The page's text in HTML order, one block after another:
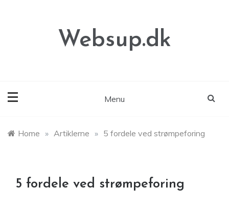
Websup.dk
Menu
Home » Artiklerne » 5 fordele ved strømpeforing
5 fordele ved strømpeforing